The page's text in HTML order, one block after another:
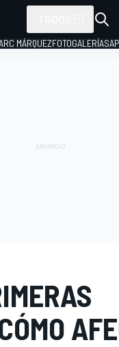
MÁRQUEZFOTOGALERÍAS